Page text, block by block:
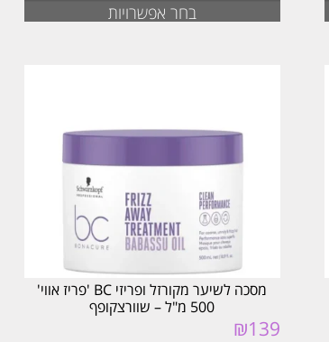
בחר אפשרויות
מסכה לשיער מקורזל ופריזי BC 'פריז אווי'
500 מ"ל – שוורצקופף
₪139